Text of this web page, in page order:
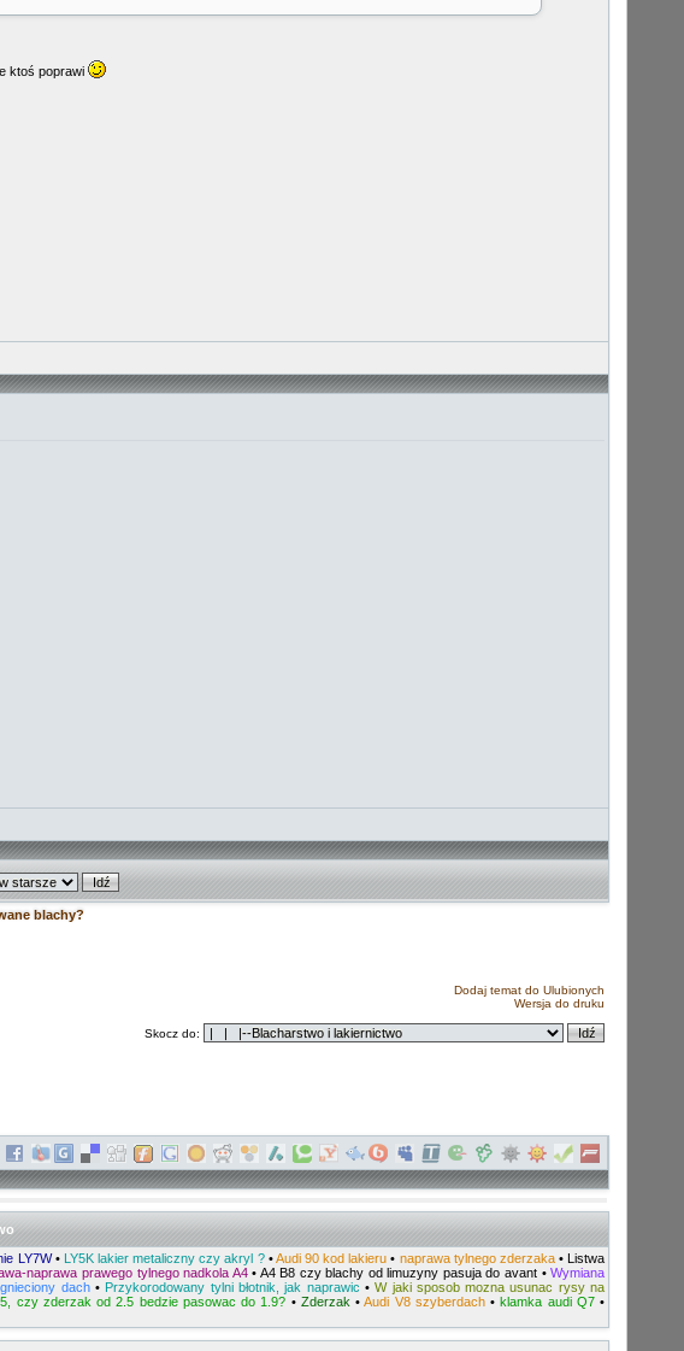
ktoś poprawi
blachy?
Dodaj temat do Ulubionych
Wersja do druku
Skocz do:
LY7W• LY5K lakier metaliczny czy akryl ?•Audi 90 kod lakieru • naprawa tylnego zderzaka• Listwa
naprawa prawego tylnego nadkola A4• A4 B8 czy blachy od limuzyny pasuja do avant •Wymiana
dach• Przykorodowany tylni błotnik, jak naprawic •W jaki sposob mozna usunac rysy na
czy zderzak od 2.5 bedzie pasowac do 1.9? • Zderzak •Audi V8 szyberdach•klamka audi Q7•